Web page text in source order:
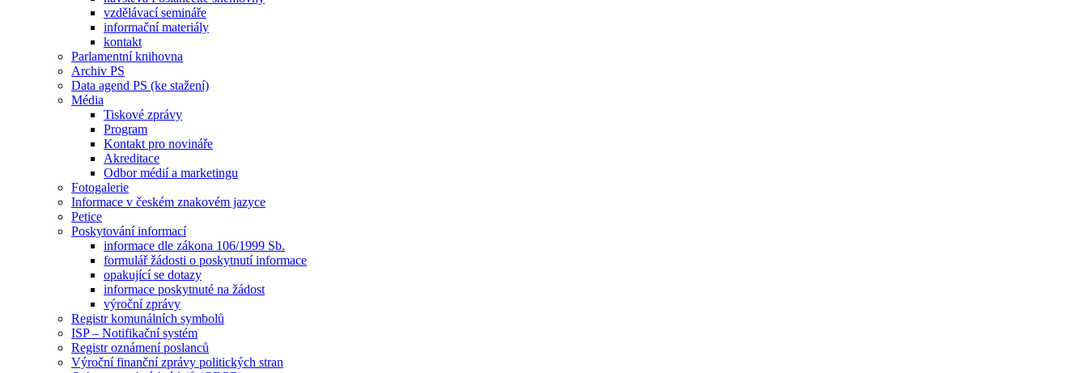
vzdělávací semináře
informační materiály
kontakt
Parlamentní knihovna
Archiv PS
Data agend PS (ke stažení)
Média
Tiskové zprávy
Program
Kontakt pro novináře
Akreditace
Odbor médií a marketingu
Fotogalerie
Informace v českém znakovém jazyce
Petice
Poskytování informací
informace dle zákona 106/1999 Sb.
formulář žádosti o poskytnutí informace
opakující se dotazy
informace poskytnuté na žádost
výroční zprávy
Registr komunálních symbolů
ISP – Notifikační systém
Registr oznámení poslanců
Výroční finanční zprávy politických stran